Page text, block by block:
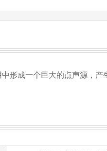
形成一个巨大的点声源，产